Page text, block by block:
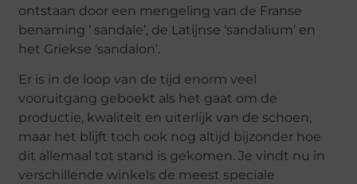
ontstaan door een mengeling van de Franse
benaming ‘ sandale’, de Latijnse ‘sandalium’ en
het Griekse ‘sandalon’.
Er is in de loop van de tijd enorm veel
vooruitgang geboekt als het gaat om de
productie, kwaliteit en uiterlijk van de schoen,
maar het blijft toch ook nog altijd bijzonder hoe
dit allemaal tot stand is gekomen. Je vindt nu in
verschillende winkels de meest speciale